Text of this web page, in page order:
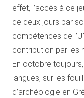
effet, l’accès à ce
de deux jours par
compétences de
contribution par les
En octobre
langues, sur les
d’archéologie en